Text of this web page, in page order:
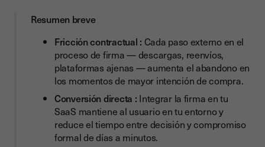
Cumplimiento del reglamento eIDAS
Rendimiento técnico e impacto en la experiencia
Resumen breve
Fricción contractual : Cada paso externo en el
proceso de firma — descargas, reenvíos,
plataformas ajenas — aumenta el abandono en
los momentos de mayor intención de compra.
Conversión directa : Integrar la firma en tu
SaaS mantiene al usuario en tu entorno y
reduce el tiempo entre decisión y compromiso
formal de días a minutos.